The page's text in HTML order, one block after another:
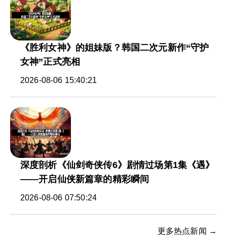
《胜利女神》的姐妹版？韩国二次元新作“守护
女神”正式亮相
2026-08-06 15:40:21
深度剖析《仙剑奇侠传6》剧情过场第1集《遇》
——开启仙侠新篇章的精彩瞬间
2026-08-06 07:50:24
更多热点新闻 →